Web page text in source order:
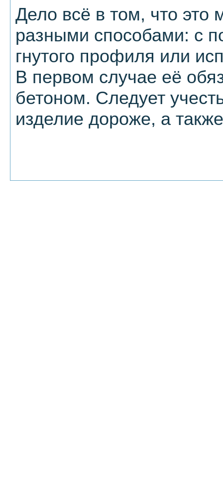
Дело всё в том, что это
разными способами: с
гнутого профиля или
В первом случае её
бетоном. Следует
изделие дороже, а